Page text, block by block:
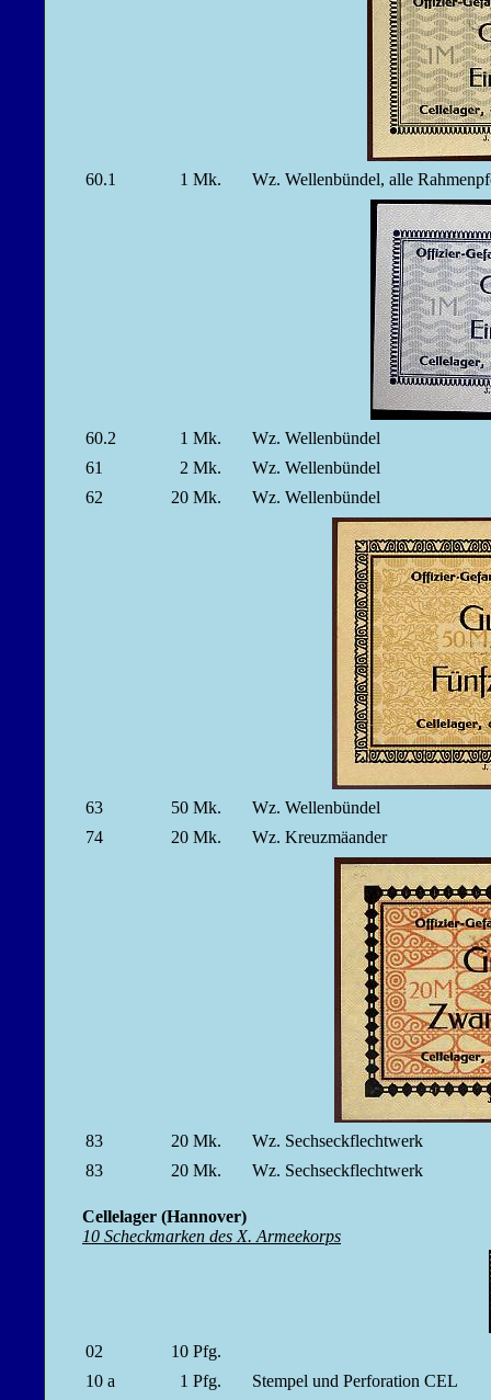
60.1 1 Mk. Wz. Wellenbündel, alle
60.2 1 Mk.
Wz. Wellenbündel
61
2 Mk.
Wz. Wellenbündel
62
20 Mk. Wz. Wellenbündel
63 50 Mk.
Wz. Wellenbündel
74
20 Mk. Wz. Kreuzmäander
83 20 Mk.
Wz. Sechseckflechtwerk
83
20 Mk. Wz. Sechseckflechtwerk
Cellelager (Hannover)
10 Scheckmarken des X. Armeekorps
02 10 Pfg.
10 a
1 Pfg.
Stempel und Perforation CEL